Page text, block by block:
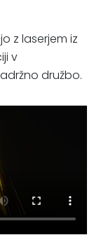
z laserjem iz
v
družbo.